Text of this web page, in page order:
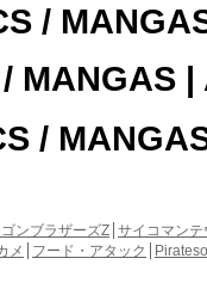
/
MANGAS |
/
ンブラザーズZ サイコマンテ
メ フード・アタック